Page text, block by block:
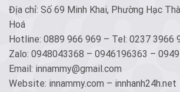
Địa chỉ: Số 69 Minh Khai, Phường Hạc
Hoá
Hotline: 0889 966 969 – Tel: 0237 3966
Zalo: 0948043368 – 0946196363 –
Email: innammy@gmail.com
Website: innammy.com – innhanh24h.net